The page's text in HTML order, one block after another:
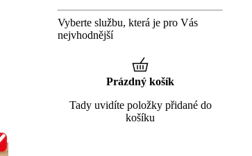
Vyberte službu, která je pro Vás
nejvhodnější
Prázdný košík
Tady uvidíte položky přidané do
košíku